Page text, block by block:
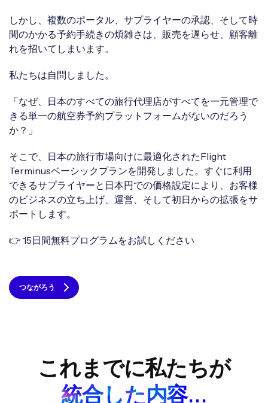
しかし、複数のポータル、サプライヤーの承認、そして時
間のかかる予約手続きの煩雑さは、販売を遅らせ、顧客離
れを招いてしまいます。
私たちは自問しました。
「なぜ、日本のすべての旅行代理店がすべてを一元管理で
きる単一の航空券予約プラットフォームがないのだろう
か？」
そこで、日本の旅行市場向けに最適化されたFlight
Terminusベーシックプランを開発しました。すぐに利用
できるサプライヤーと日本円での価格設定により、お客様
のビジネスの立ち上げ、運営、そして初日からの拡張をサ
ポートします。
👉 15日間無料プログラムをお試しください
つながろう
これまでに私たちが
統合した内容...